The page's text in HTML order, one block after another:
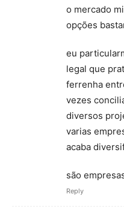
o mercado
opções
eu
legal que
ferrenha
vezes
diversos
varias
acaba
são
Reply